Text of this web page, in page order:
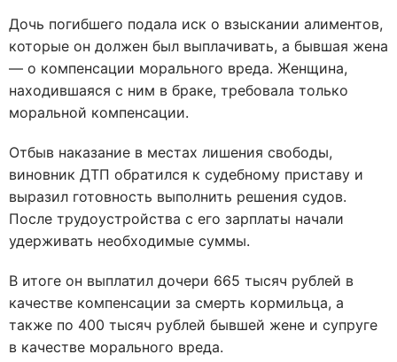
Дочь погибшего подала иск о взыскании алиментов,
которые он должен был выплачивать, а бывшая жена
— о компенсации морального вреда. Женщина,
находившаяся с ним в браке, требовала только
моральной компенсации.
Отбыв наказание в местах лишения свободы,
виновник ДТП обратился к судебному приставу и
выразил готовность выполнить решения судов.
После трудоустройства с его зарплаты начали
удерживать необходимые суммы.
В итоге он выплатил дочери 665 тысяч рублей в
качестве компенсации за смерть кормильца, а
также по 400 тысяч рублей бывшей жене и супруге
в качестве морального вреда.